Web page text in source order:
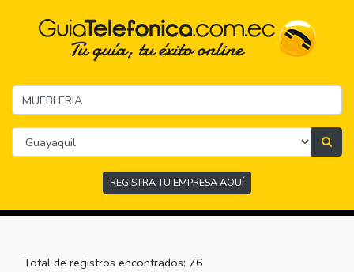
REGISTRA TU EMPRESA AQUÍ
Total de registros encontrados: 76